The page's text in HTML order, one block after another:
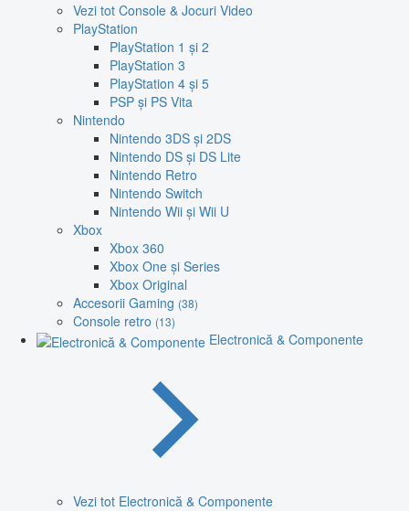
Vezi tot Console & Jocuri Video
PlayStation
PlayStation 1 și 2
PlayStation 3
PlayStation 4 și 5
PSP și PS Vita
Nintendo
Nintendo 3DS și 2DS
Nintendo DS și DS Lite
Nintendo Retro
Nintendo Switch
Nintendo Wii și Wii U
Xbox
Xbox 360
Xbox One și Series
Xbox Original
Accesorii Gaming (38)
Console retro (13)
Electronică & Componente
Vezi tot Electronică & Componente